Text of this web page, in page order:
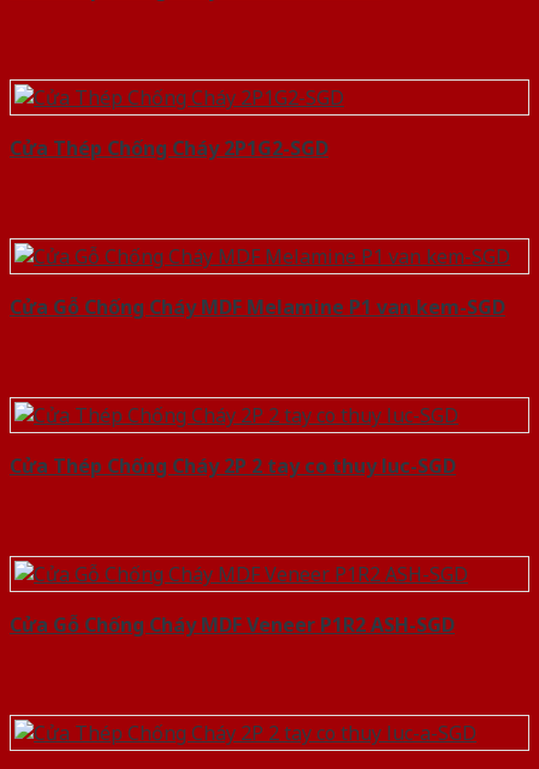
Cửa Thép Chống Cháy 2P1G2-SGD
Cửa Gỗ Chống Cháy MDF Melamine P1 van kem-SGD
Cửa Thép Chống Cháy 2P 2 tay co thuy luc-SGD
Cửa Gỗ Chống Cháy MDF Veneer P1R2 ASH-SGD